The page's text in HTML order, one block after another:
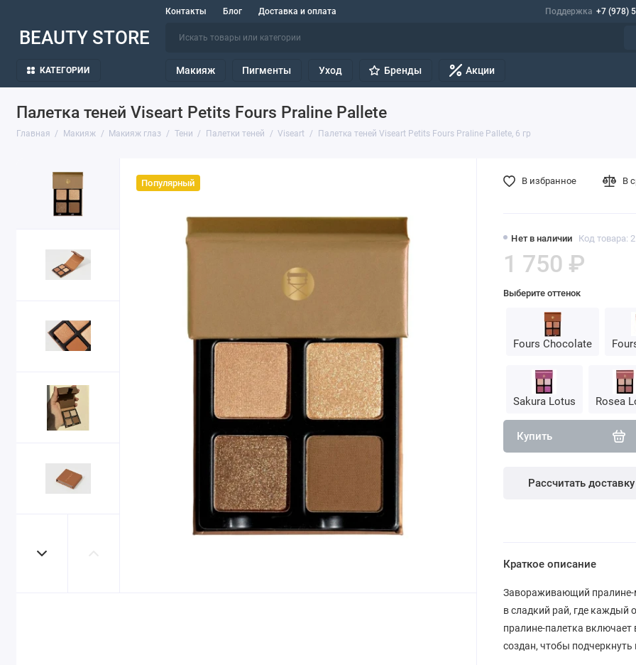
Контакты Блог Доставка и оплата Поддержка +7 (978)
BEAUTY STORE
КАТЕГОРИИ Макияж Пигменты Уход Бренды Акции
Палетка теней Viseart Petits Fours Praline Pallete
Главная Макияж Макияж глаз Тени Палетки теней Viseart Палетка теней Viseart Petits Fours Praline Pallete, 6 гр
Популярный
Нет в наличии Код товара:
1 750 ₽
Выберите оттенок
Fours Chocolate
Sakura Lotus Rosea
Купить
Рассчитать доставку
В избранное В
Краткое описание
Завораживающий пралине-
в сладкий рай, где каждый
пралине-палетка
создан, чтобы